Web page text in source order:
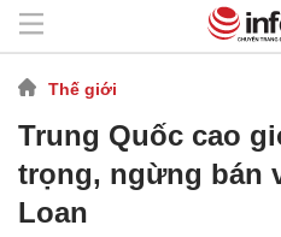
Thế giới
Trung Quốc cao
trọng, ngừng bán
Loan